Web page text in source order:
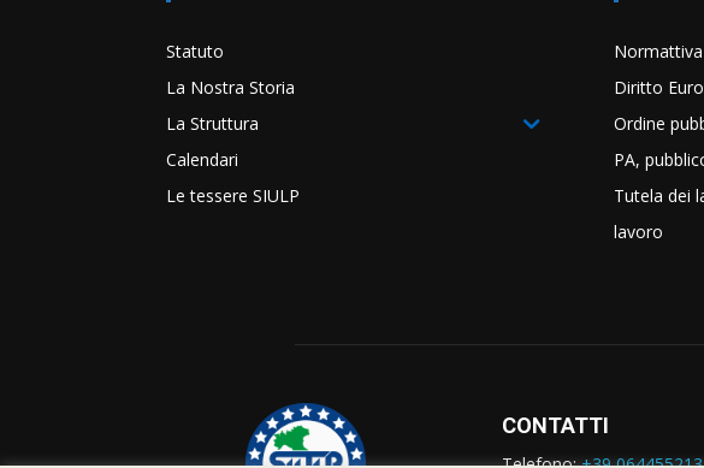
Statuto
La Nostra Storia
La Struttura
Calendari
Le tessere SIULP
Diritto
Ordine
PA,
Tutela dei
lavoro
CONTATTI